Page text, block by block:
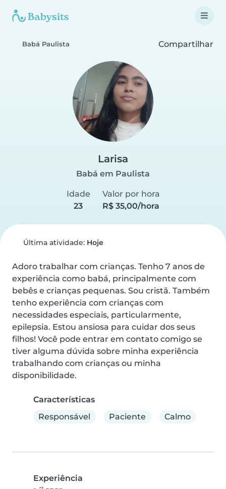
Babá Paulista Compartilhar
Larisa
Babá em Paulista
Idade
23
Valor por hora
R$ 35,00/hora
Última atividade: Hoje
Adoro trabalhar com crianças. Tenho 7 anos de
experiência como babá, principalmente com
bebês e crianças pequenas. Sou cristã. Também
tenho experiência com crianças com
necessidades especiais, particularmente,
epilepsia. Estou ansiosa para cuidar dos seus
filhos! Você pode entrar em contato comigo se
tiver alguma dúvida sobre minha experiência
trabalhando com crianças ou minha
disponibilidade.
Características
Responsável
Paciente Calmo
Experiência